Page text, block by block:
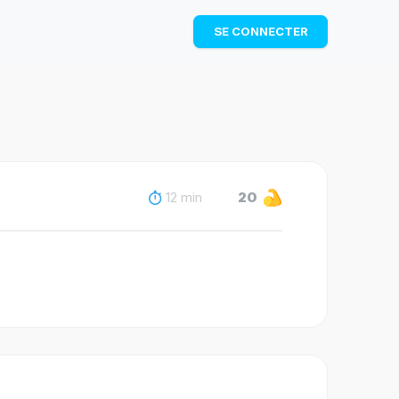
TÉLÉCHARGER
SE CONNECTER
12 min 20